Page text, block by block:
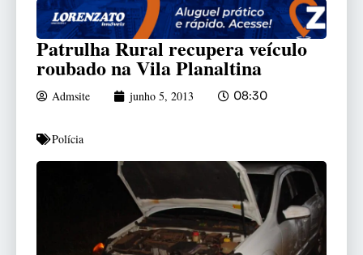
Patrulha Rural recupera veículo
roubado na Vila Planaltina
Admsite junho 5, 2013 08:30
Polícia